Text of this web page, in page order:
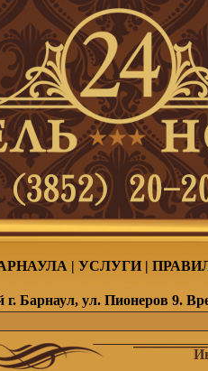
| УСЛУГИ|
г. Барнаул, ул. Пионеров 9.